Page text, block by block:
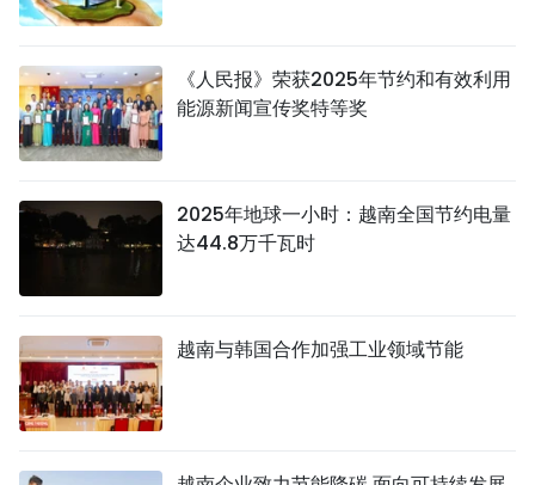
文化
旅游
史海
图表新闻
《人民报》荣获2025年节约和有效利用
能源新闻宣传奖特等奖
2025年地球一小时：越南全国节约电量
达44.8万千瓦时
越南与韩国合作加强工业领域节能